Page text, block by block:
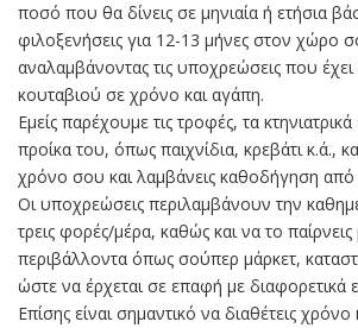
ποσό που θα δίνεις σε μηνιαία ή ετήσια
φιλοξενήσεις για 12-13 μήνες στον χώρο
αναλαμβάνοντας τις υποχρεώσεις που
κουταβιού σε χρόνο και αγάπη.
Εμείς παρέχουμε τις τροφές, τα
προίκα του, όπως παιχνίδια, κρεβάτι κ.ά.,
χρόνο σου και λαμβάνεις καθοδήγηση από
Οι υποχρεώσεις περιλαμβάνουν την
τρεις φορές/μέρα, καθώς και να το
περιβάλλοντα όπως σούπερ μάρκετ,
ώστε να έρχεται σε επαφή με διαφορετικά
Επίσης είναι σημαντικό να διαθέτεις χρόνο